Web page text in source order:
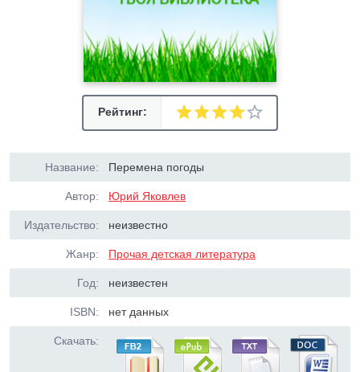
Рейтинг:
Название: Перемена погоды
Автор: Юрий Яковлев
Издательство: неизвестно
Жанр: Прочая детская литература
Год: неизвестен
ISBN: нет данных
Скачать: